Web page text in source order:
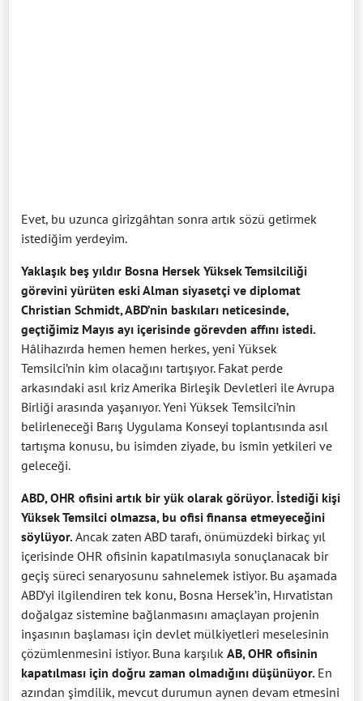
Evet, bu uzunca girizgâhtan sonra artık sözü getirmek
istediğim yerdeyim.
Yaklaşık beş yıldır Bosna Hersek Yüksek Temsilciliği
görevini yürüten eski Alman siyasetçi ve diplomat
Christian Schmidt, ABD’nin baskıları neticesinde,
geçtiğimiz Mayıs ayı içerisinde görevden affını istedi.
Hâlihazırda hemen hemen herkes, yeni Yüksek
Temsilci’nin kim olacağını tartışıyor. Fakat perde
arkasındaki asıl kriz Amerika Birleşik Devletleri ile Avrupa
Birliği arasında yaşanıyor. Yeni Yüksek Temsilci’nin
belirleneceği Barış Uygulama Konseyi toplantısında asıl
tartışma konusu, bu isimden ziyade, bu ismin yetkileri ve
geleceği.
ABD, OHR ofisini artık bir yük olarak görüyor. İstediği kişi
Yüksek Temsilci olmazsa, bu ofisi finansa etmeyeceğini
söylüyor.Ancak zaten ABD tarafı, önümüzdeki birkaç yıl
içerisinde OHR ofisinin kapatılmasıyla sonuçlanacak bir
geçiş süreci senaryosunu sahnelemek istiyor. Bu aşamada
ABD’yi ilgilendiren tek konu, Bosna Hersek’in, Hırvatistan
doğalgaz sistemine bağlanmasını amaçlayan projenin
inşasının başlaması için devlet mülkiyetleri meselesinin
çözümlenmesini istiyor. Buna karşılık AB, OHR ofisinin
kapatılması için doğru zaman olmadığını düşünüyor. En
azından şimdilik, mevcut durumun aynen devam etmesini